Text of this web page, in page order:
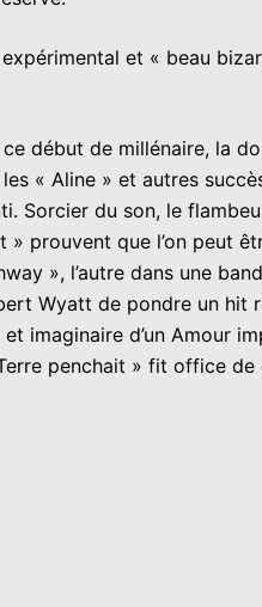
expérimental et « beau
début de millénaire, la
« Aline » et autres
Sorcier du son, le
prouvent que l’on peut
», l’autre dans une
Wyatt de pondre un hit
imaginaire d’un Amour
penchait » fit office